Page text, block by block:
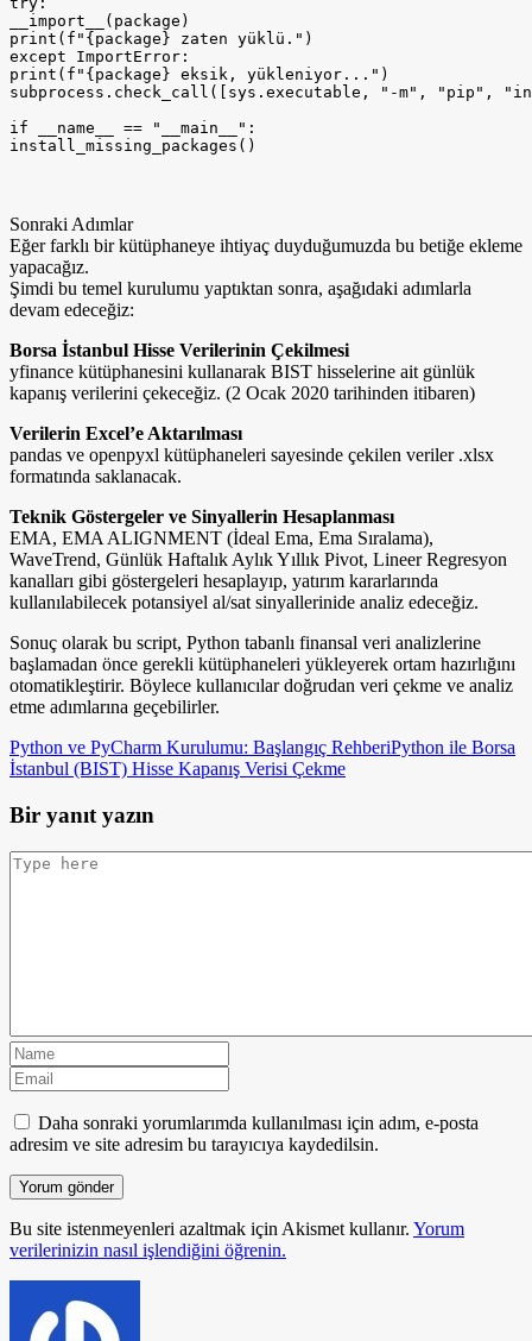
__import__(package)
print(f"{package} zaten yüklü.")
except ImportError:
print(f"{package} eksik, yükleniyor...")
subprocess.check_call([sys.executable, "-m", "pip",
if __name__ == "__main__":
install_missing_packages()
Sonraki Adımlar
Eğer farklı bir kütüphaneye ihtiyaç duyduğumuzda bu betiğe ekleme
yapacağız.
Şimdi bu temel kurulumu yaptıktan sonra, aşağıdaki adımlarla
devam edeceğiz:
Borsa İstanbul Hisse Verilerinin Çekilmesi
yfinance kütüphanesini kullanarak BIST hisselerine ait günlük
kapanış verilerini çekeceğiz. (2 Ocak 2020 tarihinden itibaren)
Verilerin Excel’e Aktarılması
pandas ve openpyxl kütüphaneleri sayesinde çekilen veriler .xlsx
formatında saklanacak.
Teknik Göstergeler ve Sinyallerin Hesaplanması
EMA, EMA ALIGNMENT (İdeal Ema, Ema Sıralama),
WaveTrend, Günlük Haftalık Aylık Yıllık Pivot, Lineer Regresyon
kanalları gibi göstergeleri hesaplayıp, yatırım kararlarında
kullanılabilecek potansiyel al/sat sinyallerinide analiz edeceğiz.
Sonuç olarak bu script, Python tabanlı finansal veri analizlerine
başlamadan önce gerekli kütüphaneleri yükleyerek ortam hazırlığını
otomatikleştirir. Böylece kullanıcılar doğrudan veri çekme ve analiz
etme adımlarına geçebilirler.
Python ve PyCharm Kurulumu: Başlangıç RehberiPython ile Borsa
İstanbul (BIST) Hisse Kapanış Verisi Çekme
Bir yanıt yazın
Daha sonraki yorumlarımda kullanılması için adım, e-posta
adresim ve site adresim bu tarayıcıya kaydedilsin.
Bu site istenmeyenleri azaltmak için Akismet kullanır. Yorum
verilerinizin nasıl işlendiğini öğrenin.